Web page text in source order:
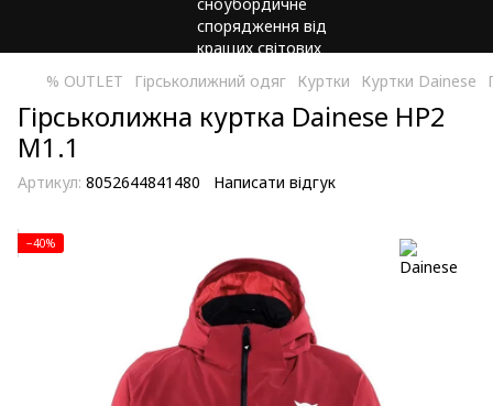
% OUTLET Гірськолижний одяг Куртки Куртки Dainese
Гірськолижна куртка Dainese HP2
M1.1
Артикул: 8052644841480 Написати відгук
−40%